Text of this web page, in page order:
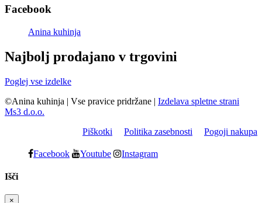
Facebook
Anina kuhinja
Najbolj prodajano v trgovini
Poglej vse izdelke
©Anina kuhinja | Vse pravice pridržane | Izdelava spletne strani
Ms3 d.o.o.
Piškotki
Politika zasebnosti Pogoji nakupa
Facebook Youtube Instagram
Išči
×